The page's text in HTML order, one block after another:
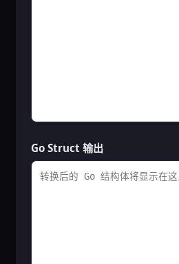
Go Struct 输出